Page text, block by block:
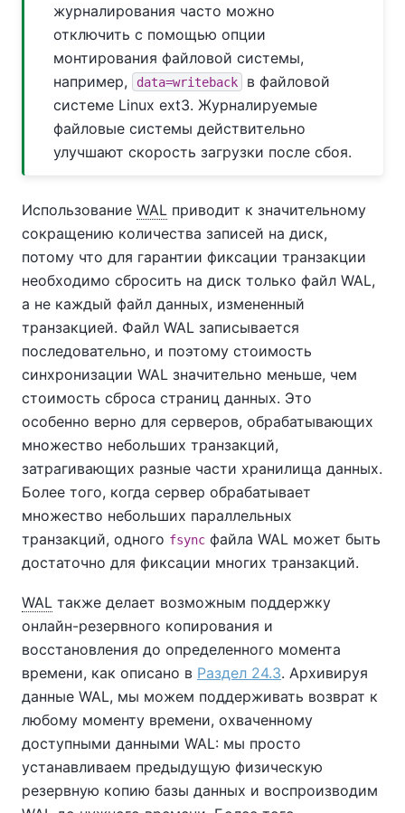
журналирования часто можно
отключить с помощью опции
монтирования файловой системы,
например,
data=writeback
в файловой
системе Linux ext3. Журналируемые
файловые системы действительно
улучшают скорость загрузки после сбоя.
Использование WAL приводит к значительному
сокращению количества записей на диск,
потому что для гарантии фиксации транзакции
необходимо сбросить на диск только файл WAL,
а не каждый файл данных, измененный
транзакцией. Файл WAL записывается
последовательно, и поэтому стоимость
синхронизации WAL значительно меньше, чем
стоимость сброса страниц данных. Это
особенно верно для серверов, обрабатывающих
множество небольших транзакций,
затрагивающих разные части хранилища данных.
Более того, когда сервер обрабатывает
множество небольших параллельных
транзакций, одного fsync файла WAL может быть
достаточно для фиксации многих транзакций.
WAL также делает возможным поддержку
онлайн-резервного копирования и
восстановления до определенного момента
времени, как описано в Раздел 24.3. Архивируя
данные WAL, мы можем поддерживать возврат к
любому моменту времени, охваченному
доступными данными WAL: мы просто
устанавливаем предыдущую физическую
резервную копию базы данных и воспроизводим